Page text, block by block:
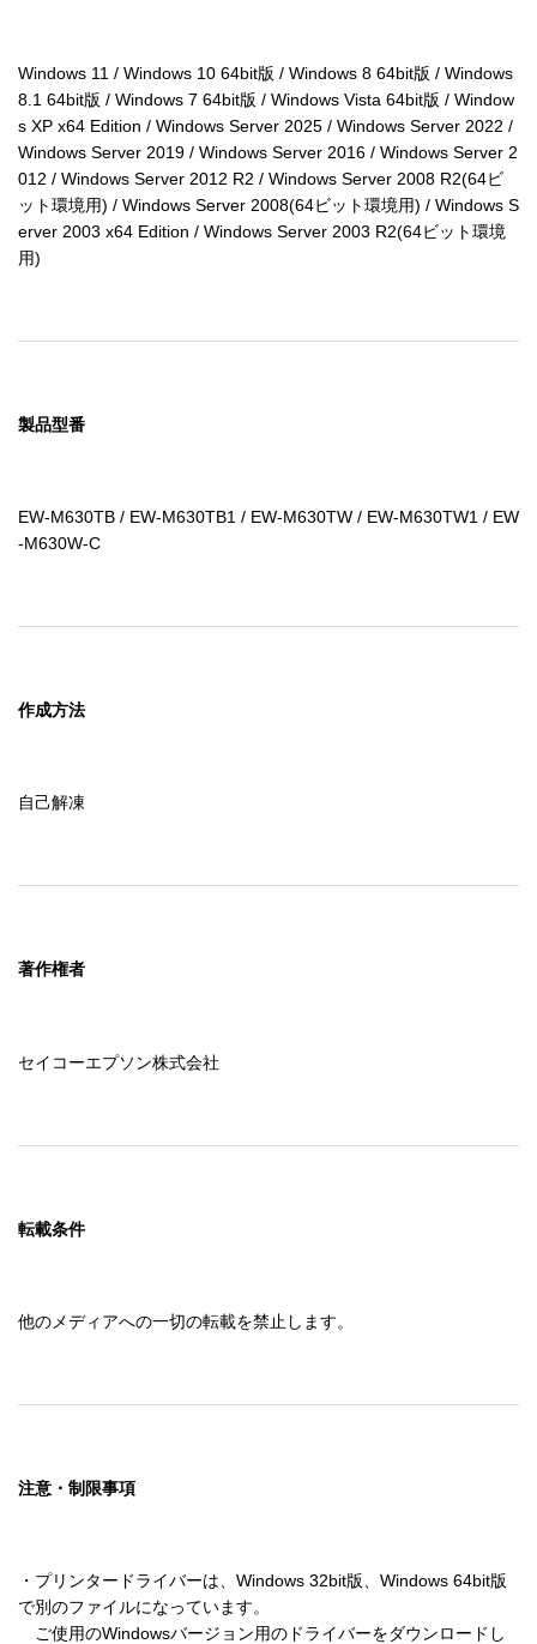
Windows 11 / Windows 10 64bit版 / Windows 8 64bit版 / Windows
8.1 64bit版 / Windows 7 64bit版 / Windows Vista 64bit版 / Window
s XP x64 Edition / Windows Server 2025 / Windows Server 2022 /
Windows Server 2019 / Windows Server 2016 / Windows Server 2
012 / Windows Server 2012 R2 / Windows Server 2008 R2(64ビ
ット環境用) / Windows Server 2008(64ビット環境用) / Windows S
erver 2003 x64 Edition / Windows Server 2003 R2(64ビット環境
用)
製品型番
EW-M630TB / EW-M630TB1 / EW-M630TW / EW-M630TW1 / EW
-M630W-C
作成方法
自己解凍
著作権者
セイコーエプソン株式会社
転載条件
他のメディアへの一切の転載を禁止します。
注意・制限事項
・プリンタードライバーは、Windows 32bit版、Windows 64bit版
で別のファイルになっています。
ご使用のWindowsバージョン用のドライバーをダウンロードし